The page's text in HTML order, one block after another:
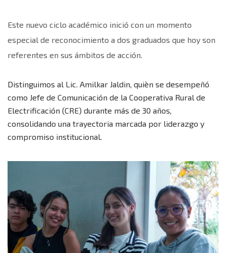
Este nuevo ciclo académico inició con un momento
especial de reconocimiento a dos graduados que hoy son
referentes en sus ámbitos de acción.
Distinguimos al Lic. Amilkar Jaldin, quièn se desempeñó
como Jefe de Comunicación de la Cooperativa Rural de
Electrificación (CRE) durante más de 30 años,
consolidando una trayectoria marcada por liderazgo y
compromiso institucional.